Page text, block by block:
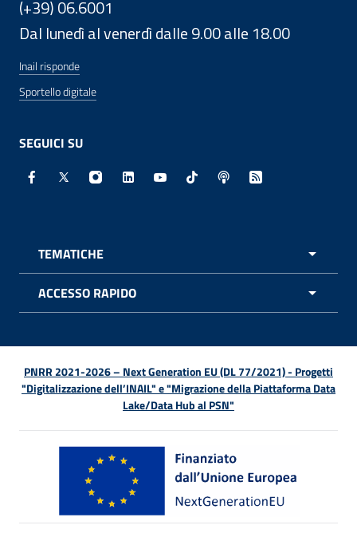
(+39) 06.6001
Dal lunedì al venerdì dalle 9.00 alle 18.00
Inail risponde
Sportello digitale
SEGUICI SU
Facebook - Sito esterno - Apertura in nuova finestra
X - Sito esterno - Apertura in nuova finestra
Instagram - Sito esterno - Apertura in
Linkedin - Sito esterno - Apertura in
Youtube - Sito esterno -
TikTok - Sito esterno -
Spreaker - Sito
Feed RSS -
TEMATICHE
ACCESSO RAPIDO
PNRR 2021-2026 – Next Generation EU (DL 77/2021) - Progetti
"Digitalizzazione dell’INAIL" e "Migrazione della Piattaforma Data
Lake/Data Hub al PSN"